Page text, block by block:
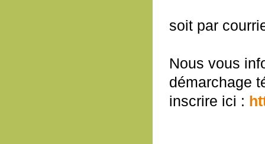
soit par
Nous vous
démarchage
inscrire ici :